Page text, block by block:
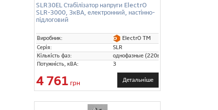
SLR30EL Стабілізатор напруги ElectrO
SLR-3000, 3кВА, електронний, настінно-
підлоговий
Виробник:
ElectrO TM
Серія:
SLR
Кількість фаз:
однофазные (220в)
Потужність, кВА:
3
4 761 грн Детальніше